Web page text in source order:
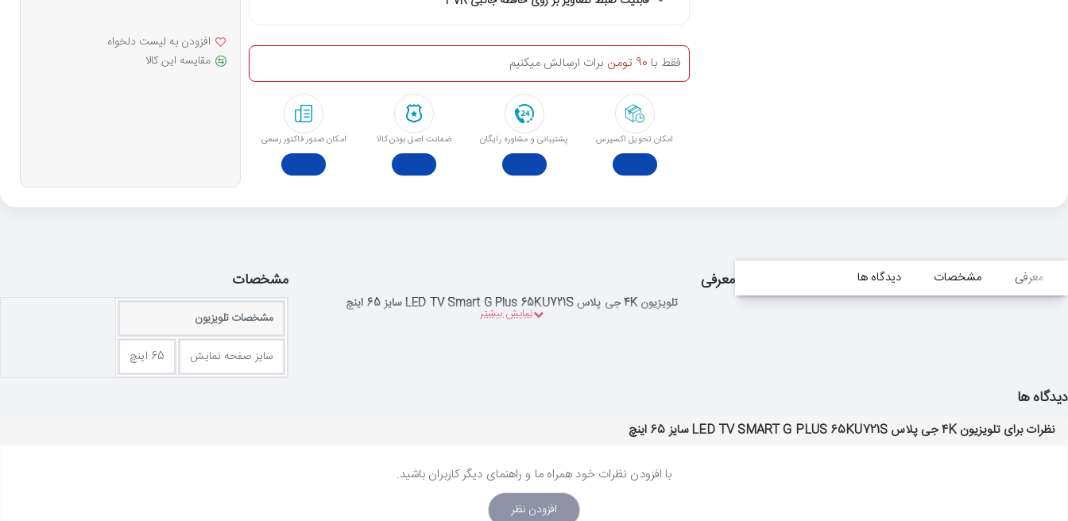
امکان تحویل اکسپرس پشتیبانی و مشاوره رایگان ﺿﻤﺎﻧﺖ اﺻﻞ ﺑﻮدن ﮐﺎﻟﺎ امکان صدور فاکتور رسمی
فقط با 90 تومن برات ارسالش میکنیم
افزودن به لیست دلخواه
مقایسه این کالا
معرفی مشخصات دیدگاه ها معرفی
تلویزیون 4K جی پلاس LED TV Smart G Plus 65KU721S سایز 65 اینچ
مشخصات
مشخصات تلویزیون
سایز صفحه نمایش
65 اینچ
دیدگاه ها
نظرات برای تلویزیون 4K جی پلاس LED TV SMART G PLUS 65KU721S سایز 65 اینچ
با افزودن نظرات خود همراه ما و راهنمای دیگر کاربران باشید.
افزودن نظر